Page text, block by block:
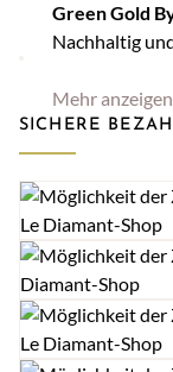
Green Gold
Nachhaltig
Mehr anzeigen
SICHERE